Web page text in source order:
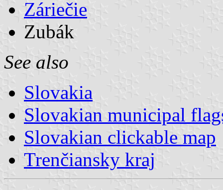
Záriečie
Zubák
See also
Slovakia
Slovakian municipal
Slovakian clickable map
Trenčiansky kraj